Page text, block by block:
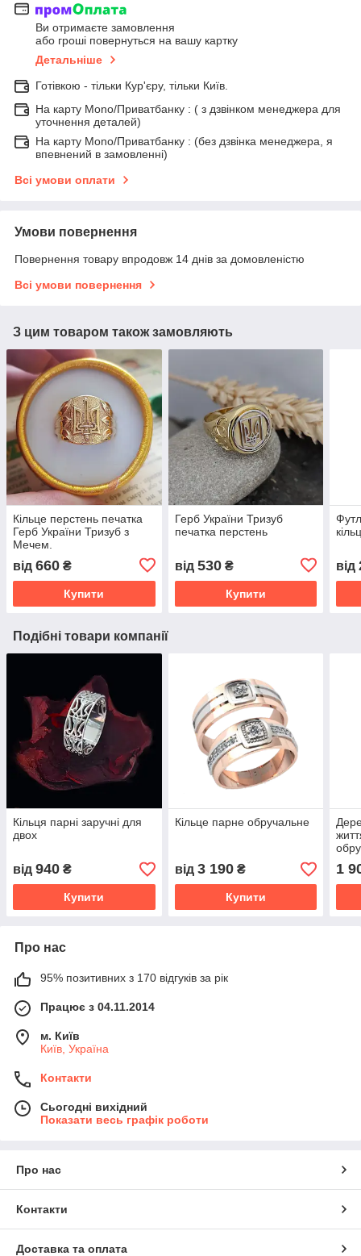
Ви отримаєте замовлення
або гроші повернуться на вашу картку
Детальніше
Готівкою - тільки Кур'єру, тільки Київ.
На карту Mono/Приватбанку : ( з дзвінком менеджера для
уточнення деталей)
На карту Mono/Приватбанку : (без дзвінка менеджера, я
впевнений в замовленні)
Всі умови оплати
Умови повернення
Повернення товару впродовж 14 днів за домовленістю
Всі умови повернення
З цим товаром також замовляють
Кільце перстень печатка
Герб України Тризуб з
Мечем.
від 660 ₴
Купити
Герб України Тризуб
печатка перстень
від 530₴
Купити
від
Подібні товари компанії
Кільця парні заручні для
двох
від 940 ₴
Купити
Кільце парне обручальне
від 3 190₴
Купити
1
Про нас
95% позитивних з 170 відгуків за рік
Працює з 04.11.2014
м. Київ
Київ, Україна
Контакти
Сьогодні вихідний
Показати весь графік роботи
Про нас
Контакти
Доставка та оплата